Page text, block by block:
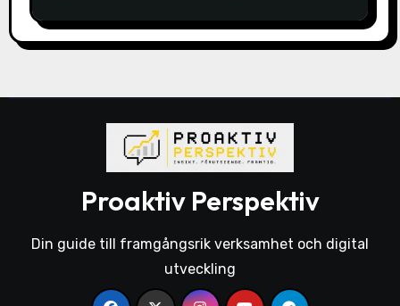
Proaktiv Perspektiv
Din guide till framgångsrik verksamhet och digital
utveckling